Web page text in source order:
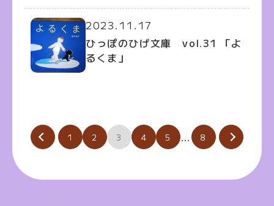
2023.11.17
ひっぽのひげ文庫 vol.31 「よ
るくま」
投
稿
の
1 2 3 4 5 … 8